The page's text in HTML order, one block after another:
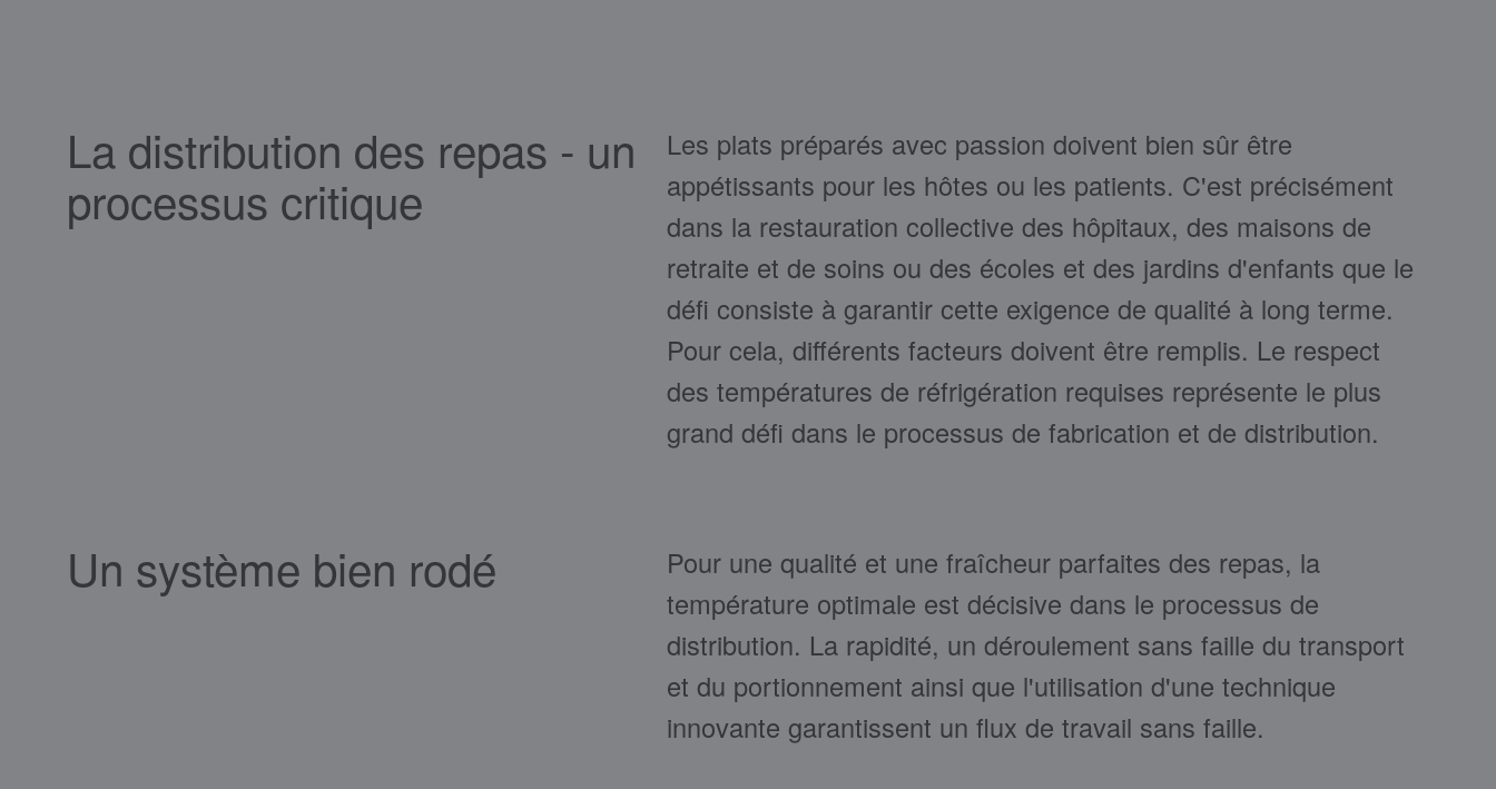
La distribution des repas - un
processus critique
Les plats préparés avec passion doivent bien sûr être
appétissants pour les hôtes ou les patients. C'est précisément
dans la restauration collective des hôpitaux, des maisons de
retraite et de soins ou des écoles et des jardins d'enfants que le
défi consiste à garantir cette exigence de qualité à long terme.
Pour cela, différents facteurs doivent être remplis. Le respect
des températures de réfrigération requises représente le plus
grand défi dans le processus de fabrication et de distribution.
Un système bien rodé
Pour une qualité et une fraîcheur parfaites des repas, la
température optimale est décisive dans le processus de
distribution. La rapidité, un déroulement sans faille du transport
et du portionnement ainsi que l'utilisation d'une technique
innovante garantissent un flux de travail sans faille.